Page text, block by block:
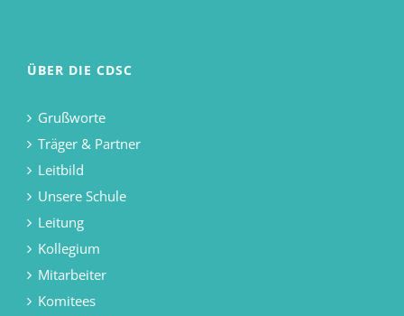
ÜBER DIE CDSC
Grußworte
Träger & Partner
Leitbild
Unsere Schule
Leitung
Kollegium
Mitarbeiter
Komitees